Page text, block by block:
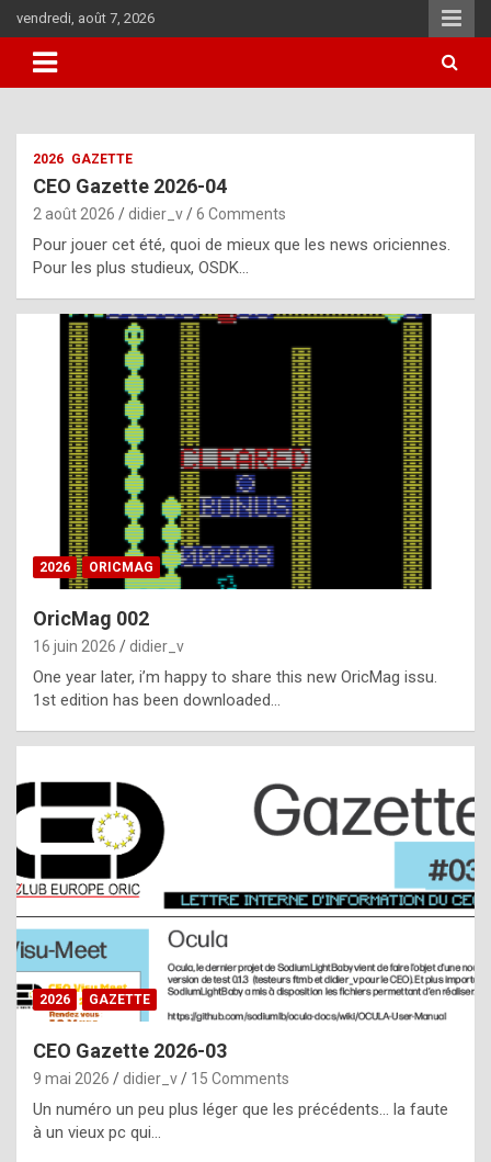
to
content
vendredi, août 7, 2026
i
u
l
y
d
i
ff
i
l
t
t
s
t
a
s
i
e
f
2026 GAZETTE
CEO Gazette 2026-04
2 août 2026 didier_v 6 Comments
Pour jouer cet été, quoi de mieux que les news oriciennes.
Pour les plus studieux, OSDK…
2026 ORICMAG
OricMag 002
16 juin 2026 didier_v
One year later, i’m happy to share this new OricMag issu.
1st edition has been downloaded…
2026 GAZETTE
CEO Gazette 2026-03
9 mai 2026 didier_v 15 Comments
Un numéro un peu plus léger que les précédents… la faute
à un vieux pc qui…